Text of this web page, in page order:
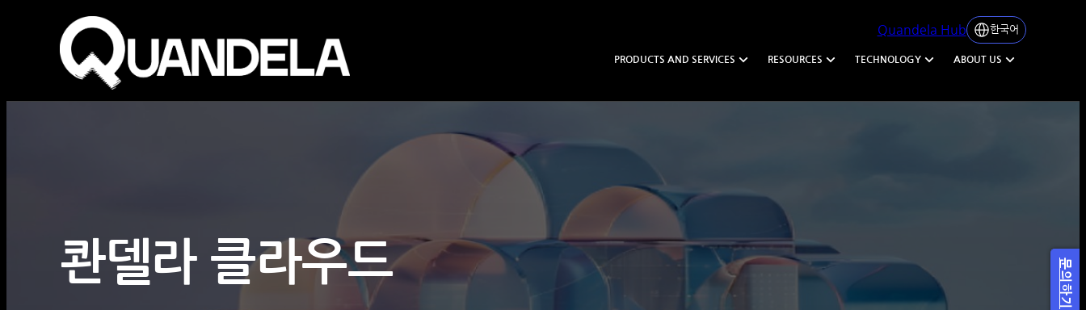
문의하기
Quandela Hub 한국어
PRODUCTS AND SERVICES RESOURCES TECHNOLOGY ABOUT US
콴델라 클라우드